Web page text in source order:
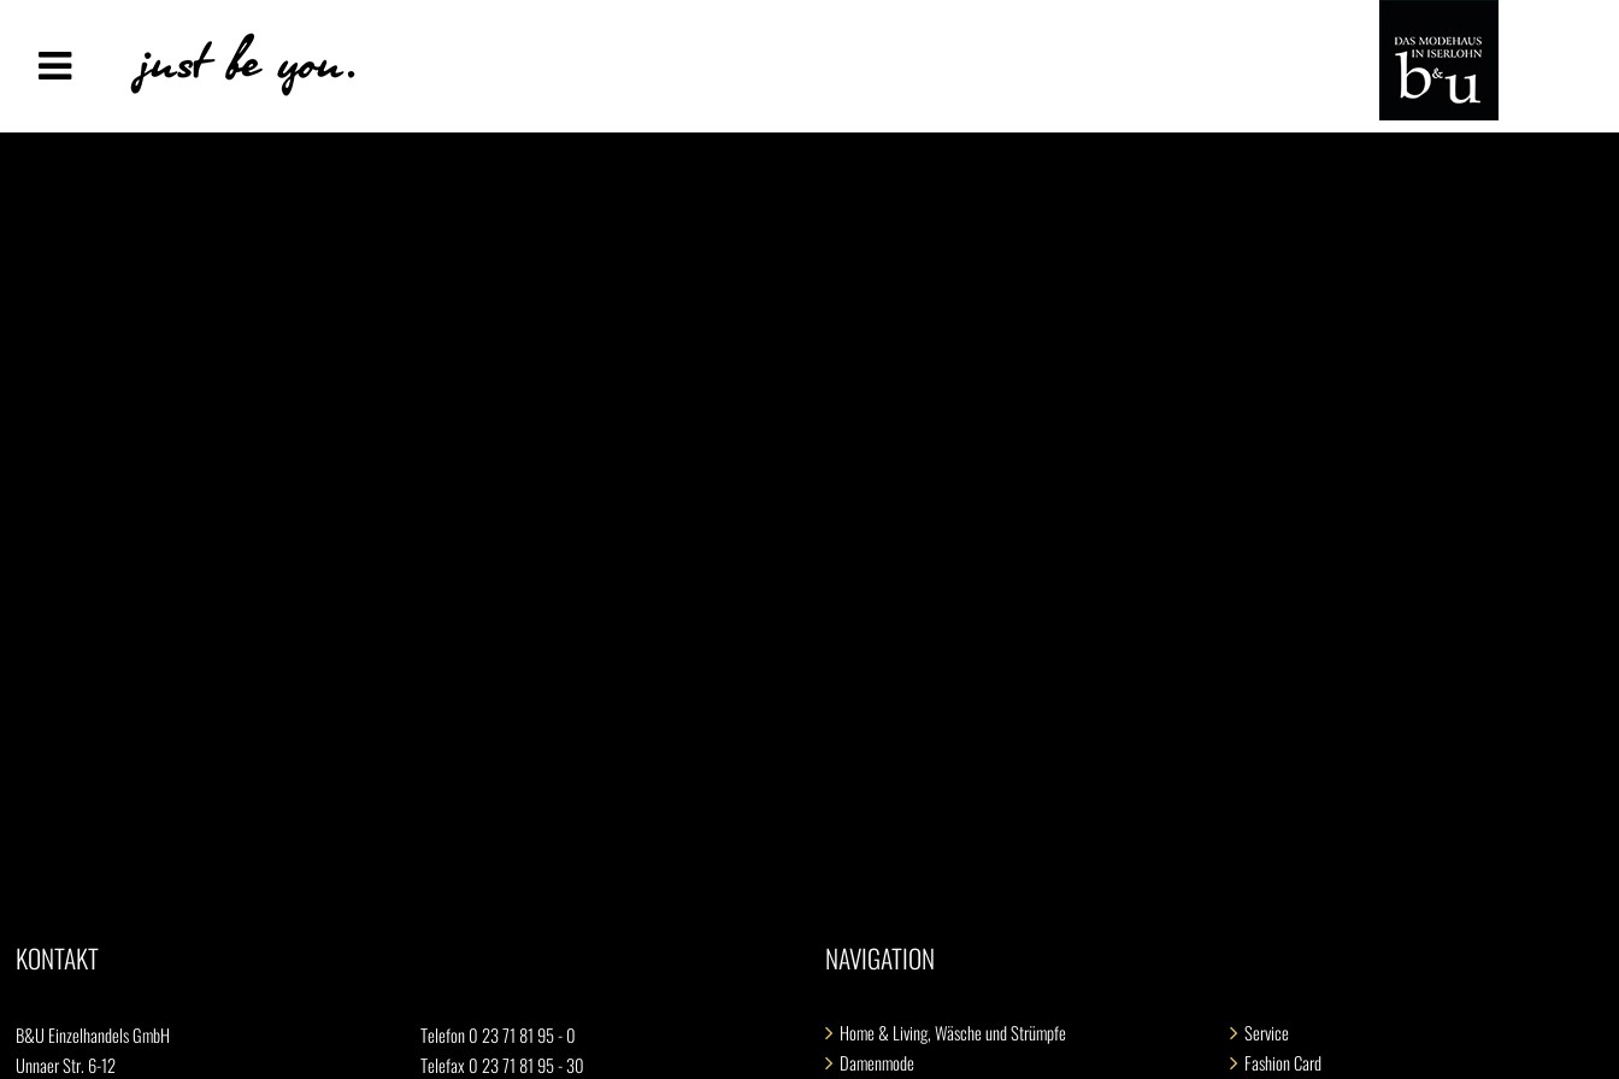
KONTAKT
B&U Einzelhandels GmbH
Unnaer Str. 6-12
Telefon 0 23 71 81 95 - 0
Telefax 0 23 71 81 95 - 30
NAVIGATION
Home & Living, Wäsche und Strümpfe
Damenmode
Service
Fashion Card